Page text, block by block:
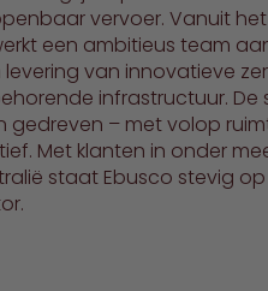
vervoer. Vanuit het
een ambitieus team
van innovatieve
infrastructuur. De
gedreven – met volop
Met klanten in onder
staat Ebusco stevig